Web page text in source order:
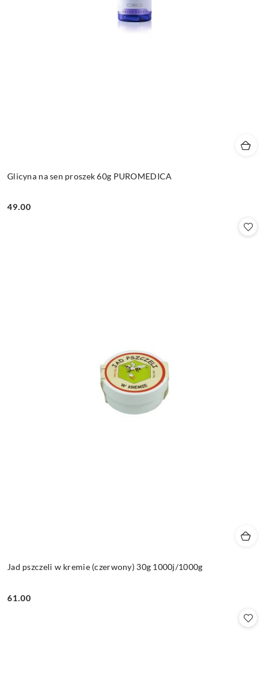
Glicyna na sen proszek 60g PUROMEDICA
Cena:
49.00
Jad pszczeli w kremie (czerwony) 30g 1000j/1000g
Cena:
61.00